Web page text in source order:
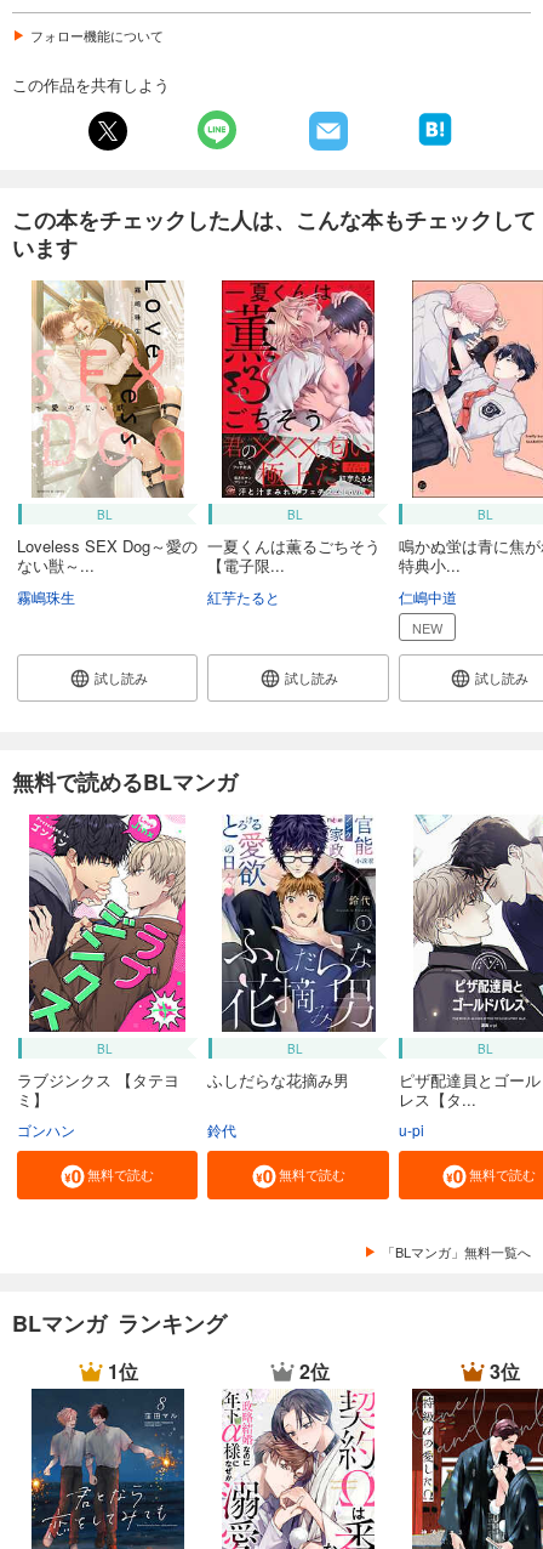
フォロー機能について
この作品を共有しよう
この本をチェックした人は、こんな本もチェックして
います
BL
Loveless SEX Dog～愛の
ない獣～...
霧嶋珠生
試し読み
BL
一夏くんは薫るごちそう
【電子限...
紅芋たると
試し読み
BL
鳴かぬ蛍は青に焦
特典小...
仁嶋中道
NEW
試し読み
無料で読めるBLマンガ
BL
ラブジンクス 【タテヨ
ミ】
ゴンハン
無料で読む
BL
ふしだらな花摘み男
鈴代
無料で読む
BL
ピザ配達員とゴー
レス【タ...
u-pi
無料で読む
「BLマンガ」無料一覧へ
BLマンガ ランキング
1位 2位 3位